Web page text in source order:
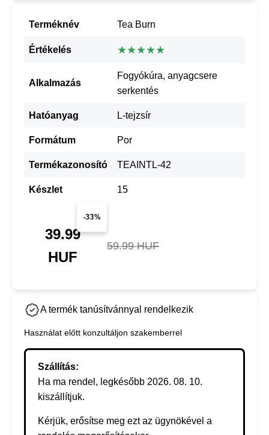
Terméknév Tea Burn
Értékelés ★★★★★
Alkalmazás
Fogyókúra, anyagcsere
serkentés
Hatóanyag L-tejzsír
Formátum Por
Termékazonosító TEAINTL-42
Készlet 15
-33%
39.99
HUF
59.99 HUF
A termék tanúsítvánnyal rendelkezik
Használat előtt konzultáljon szakemberrel
Szállítás:
Ha ma rendel, legkésőbb 2026. 08. 10.
kiszállítjuk.
Kérjük, erősítse meg ezt az ügynökével a